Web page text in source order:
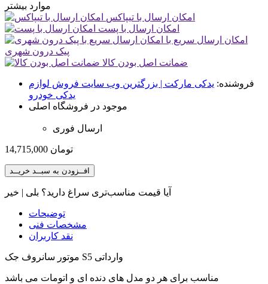
موارد بیشتر
امکان ارسال با تیپاکس
امکان ارسال با پست
امکان ارسال سریع با
پیک درون شهری
ضمانت اصل بودن کالا
فروشنده: یدکی مارکت | بزرگترین وب سایت فروش لوازم
یدکی خودرو
موجود در فروشگاه اصلی
ارسال فوری
14,715,000 تومان
افــزودن به سبــد خریــد
آیا قیمت مناسب‌تری سراغ دارید؟ بلی | خیر
توضیحات
مشخصات فنی
نقد کاربران
موتور سانروف جک S5 وارداتی
مناسب برای هر دو مدل های دنده ای و اتومات می باشد